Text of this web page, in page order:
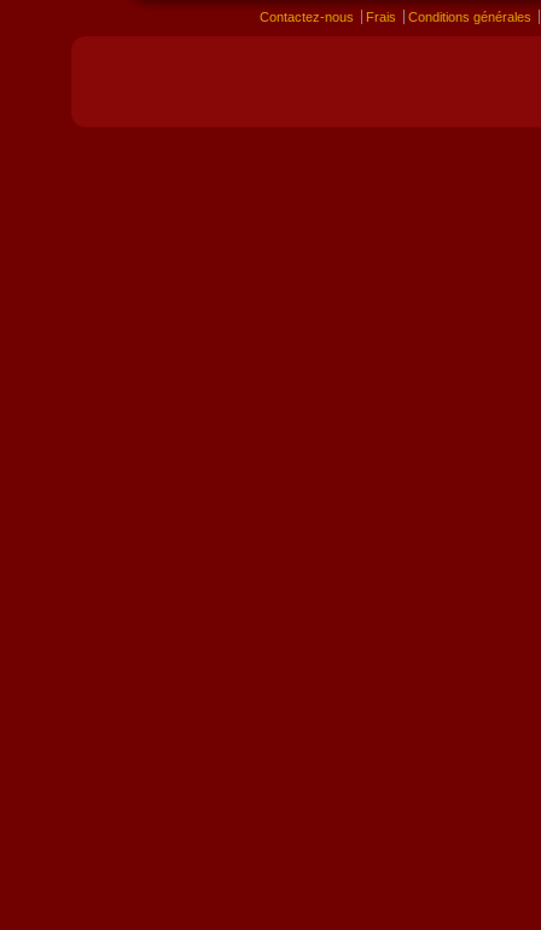
Contactez-nous Frais Conditions générales